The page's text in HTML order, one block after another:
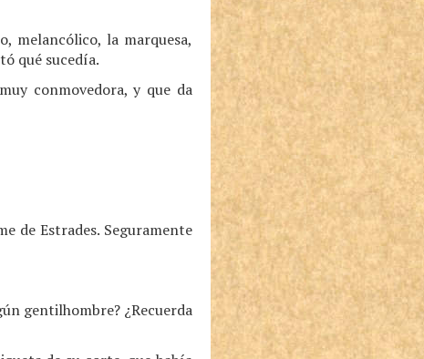
melancólico, la marquesa,
qué sucedía.
conmovedora, y que da
de Estrades. Seguramente
gentilhombre? ¿Recuerda